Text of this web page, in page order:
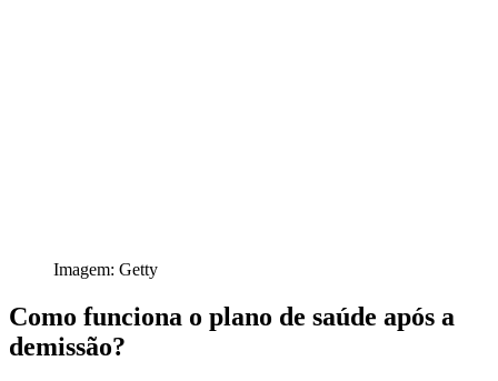
Imagem: Getty
Como funciona o plano de saúde após a
demissão?